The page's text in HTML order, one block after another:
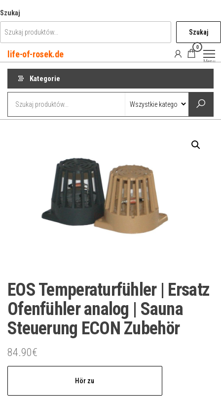
do
treści
Szukaj
Szukaj
life-of-rosek.de
0
Menu
Kategorie
EOS Temperaturfühler | Ersatz
Ofenfühler analog | Sauna
Steuerung ECON Zubehör
84.90€
Hör zu